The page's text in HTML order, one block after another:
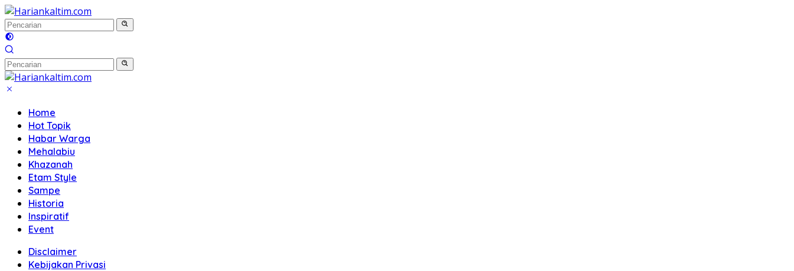
Langsung
ke
konten
Home
Hot Topik
Habar Warga
Mehalabiu
Khazanah
Etam Style
Sampe
Historia
Inspiratif
Event
Disclaimer
Kebijakan Privasi